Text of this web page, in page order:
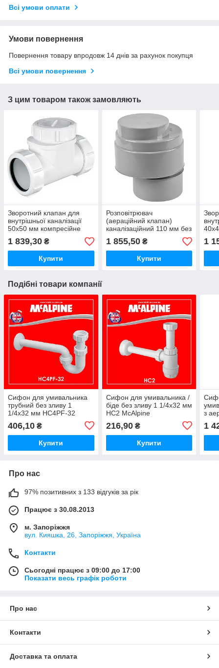
Всі умови оплати
Умови повернення
Повернення товару впродовж 14 днів за рахунок покупця
Всі умови повернення
З цим товаром також замовляють
Зворотний клапан для
внутрішньої каналізації
50х50 мм компресійне
McAlpine
1 839,30 ₴
Купити
Розповітрювач
(аераційний клапан)
каналізаційний 110 мм без
HC47P
1 855,50₴
Купити
1
Подібні товари компанії
Сифон для умивальника
трубний без зливу 1
1/4x32 мм HC4PF-32
406,10 ₴
Купити
Сифон для умивальника /
біде без зливу 1 1/4x32 мм
HC2 McAlpine
216,90₴
Купити
з
1
Про нас
97% позитивних з 133 відгуків за рік
Працює з 30.08.2013
м. Запоріжжя
вул. Кияшка, 26, Запоріжжя, Україна
Контакти
Сьогодні працює з 09:00 до 17:00
Показати весь графік роботи
Про нас
Контакти
Доставка та оплата